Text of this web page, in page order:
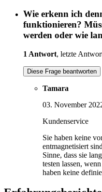
Wie erkenn ich
funktionieren?
werden oder wie
1 Antwort, letzte
Diese Frage beantworten
Tamara
03. November
Kundenservice
Sie haben keine
entmagnetisiert
Sinne, dass sie
testen lassen,
haben keine